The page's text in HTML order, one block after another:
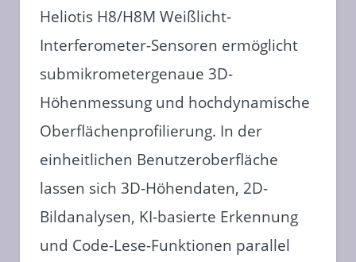
Heliotis H8/H8M Weißlicht-
Interferometer-Sensoren ermöglicht
submikrometergenaue 3D-
Höhenmessung und hochdynamische
Oberflächenprofilierung. In der
einheitlichen Benutzeroberfläche
lassen sich 3D-Höhendaten, 2D-
Bildanalysen, KI-basierte Erkennung
und Code-Lese-Funktionen parallel